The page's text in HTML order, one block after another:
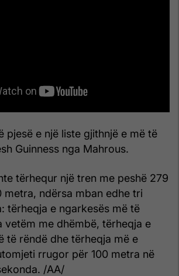
pjesë e një liste gjithnjë e më të
Guinness nga Mahrous.
tërhequr një tren me peshë 279
metra, ndërsa mban edhe tri
tërheqja e ngarkesës më të
vetëm me dhëmbë, tërheqja e
të rëndë dhe tërheqja më e
rrugor për 100 metra në
/AA/